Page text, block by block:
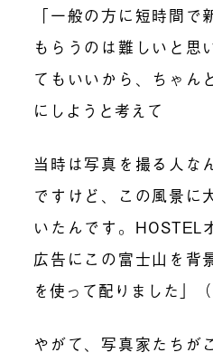
「一般の方に短時間
もらうのは難しいと思
てもいいから、ちゃん
にしようと考えて
当時は写真を撮る人な
ですけど、この風景に
いたんです。HOSTEL
広告にこの富士山を背
を使って配りました」（
やがて、写真家たちが